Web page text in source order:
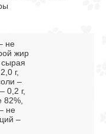
не
жир
сырая
г,
–
0,2 г,
82%,
не
–